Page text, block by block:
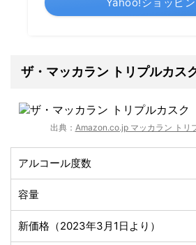
ザ・マッカラン トリプルカ
出典： Amazon.co.jp マッカラン トリ
アルコール度数
容量
新価格（2023年3月1日より）